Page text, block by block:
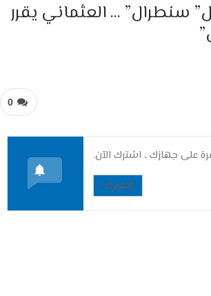
سنطرال” … العثماني يقرر
0
على جهازك ، اشترك الآن.
الاشتراك